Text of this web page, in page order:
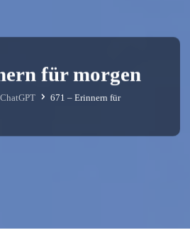
für morgen
671 – Erinnern für